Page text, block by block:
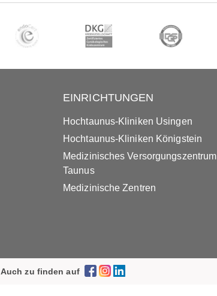
EINRICHTUNGEN
Hochtaunus-Kliniken Usingen
Hochtaunus-Kliniken Königstein
Medizinisches Versorgungszentrum
Taunus
Medizinische Zentren
Auch zu finden auf